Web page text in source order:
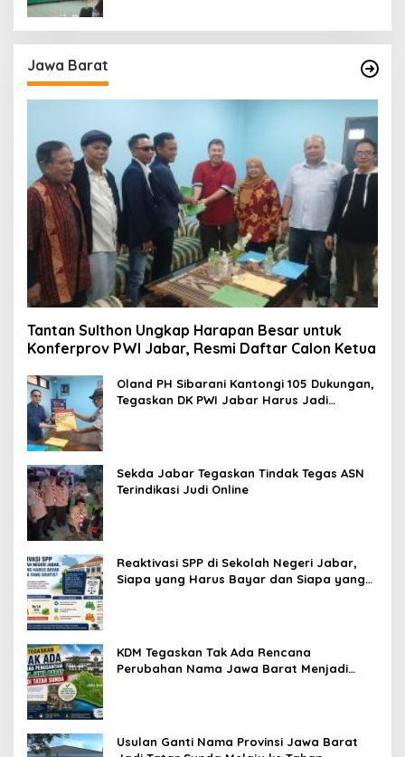
Jawa Barat
Tantan Sulthon Ungkap Harapan Besar untuk
Konferprov PWI Jabar, Resmi Daftar Calon Ketua
Oland PH Sibarani Kantongi 105 Dukungan,
Tegaskan DK PWI Jabar Harus Jadi
Sekda Jabar Tegaskan Tindak Tegas ASN
Terindikasi Judi Online
Reaktivasi SPP di Sekolah Negeri Jabar,
Siapa yang Harus Bayar dan Siapa yang
KDM Tegaskan Tak Ada Rencana
Perubahan Nama Jawa Barat Menjadi
Usulan Ganti Nama Provinsi Jawa Barat